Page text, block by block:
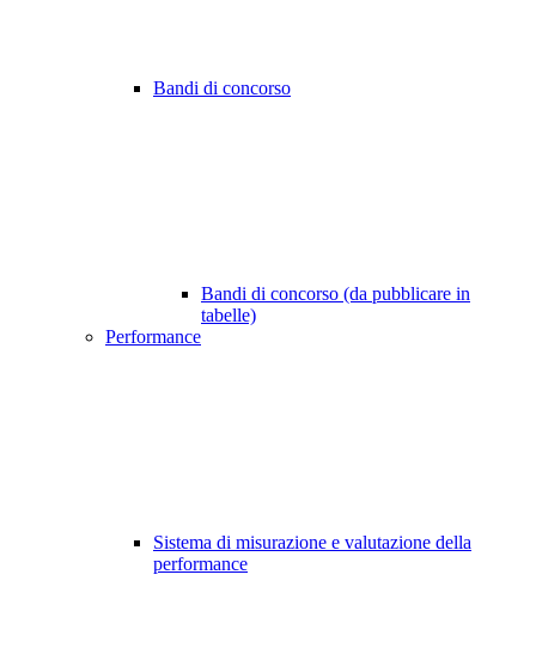
Bandi di concorso
Bandi di concorso (da pubblicare in
tabelle)
Performance
Sistema di misurazione e valutazione della
performance